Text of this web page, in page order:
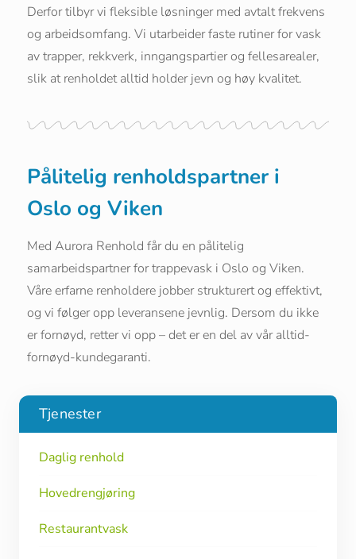
Derfor tilbyr vi fleksible løsninger med avtalt frekvens
og arbeidsomfang. Vi utarbeider faste rutiner for vask
av trapper, rekkverk, inngangspartier og fellesarealer,
slik at renholdet alltid holder jevn og høy kvalitet.
Pålitelig renholdspartner i
Oslo og Viken
Med Aurora Renhold får du en pålitelig
samarbeidspartner for trappevask i Oslo og Viken.
Våre erfarne renholdere jobber strukturert og effektivt,
og vi følger opp leveransene jevnlig. Dersom du ikke
er fornøyd, retter vi opp – det er en del av vår alltid-
fornøyd-kundegaranti.
Tjenester
Daglig renhold
Hovedrengjøring
Restaurantvask